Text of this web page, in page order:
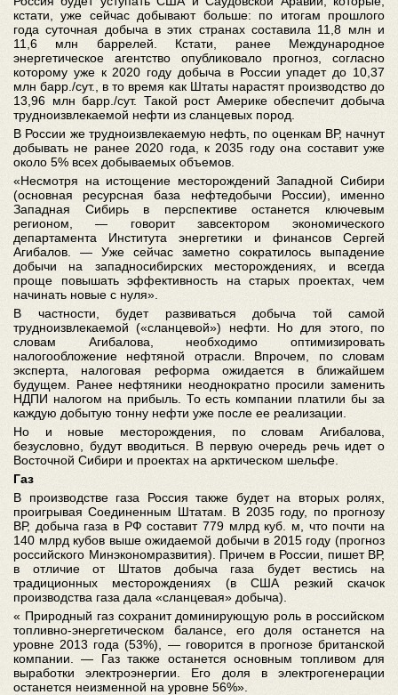
кстати, уже сейчас добывают больше: по итогам прошлого
года суточная добыча в этих странах составила 11,8 млн и
11,6 млн баррелей. Кстати, ранее Международное
энергетическое агентство опубликовало прогноз, согласно
которому уже к 2020 году добыча в России упадет до 10,37
млн барр./сут., в то время как Штаты нарастят производство до
13,96 млн барр./сут. Такой рост Америке обеспечит добыча
трудноизвлекаемой нефти из сланцевых пород.
В России же трудноизвлекаемую нефть, по оценкам ВР, начнут
добывать не ранее 2020 года, к 2035 году она составит уже
около 5% всех добываемых объемов.
«Несмотря на истощение месторождений Западной Сибири
(основная ресурсная база нефтедобычи России), именно
Западная Сибирь в перспективе останется ключевым
регионом, — говорит завсектором экономического
департамента Института энергетики и финансов Сергей
Агибалов. — Уже сейчас заметно сократилось выпадение
добычи на западносибирских месторождениях, и всегда
проще повышать эффективность на старых проектах, чем
начинать новые с нуля».
В частности, будет развиваться добыча той самой
трудноизвлекаемой («сланцевой») нефти. Но для этого, по
словам Агибалова, необходимо оптимизировать
налогообложение нефтяной отрасли. Впрочем, по словам
эксперта, налоговая реформа ожидается в ближайшем
будущем. Ранее нефтяники неоднократно просили заменить
НДПИ налогом на прибыль. То есть компании платили бы за
каждую добытую тонну нефти уже после ее реализации.
Но и новые месторождения, по словам Агибалова,
безусловно, будут вводиться. В первую очередь речь идет о
Восточной Сибири и проектах на арктическом шельфе.
Газ
В производстве газа Россия также будет на вторых ролях,
проигрывая Соединенным Штатам. В 2035 году, по прогнозу
ВР, добыча газа в РФ составит 779 млрд куб. м, что почти на
140 млрд кубов выше ожидаемой добычи в 2015 году (прогноз
российского Минэкономразвития). Причем в России, пишет ВР,
в отличие от Штатов добыча газа будет вестись на
традиционных месторождениях (в США резкий скачок
производства газа дала «сланцевая» добыча).
« Природный газ сохранит доминирующую роль в российском
топливно-энергетическом балансе, его доля останется на
уровне 2013 года (53%), — говорится в прогнозе британской
компании. — Газ также останется основным топливом для
выработки электроэнергии. Его доля в электрогенерации
останется неизменной на уровне 56%».